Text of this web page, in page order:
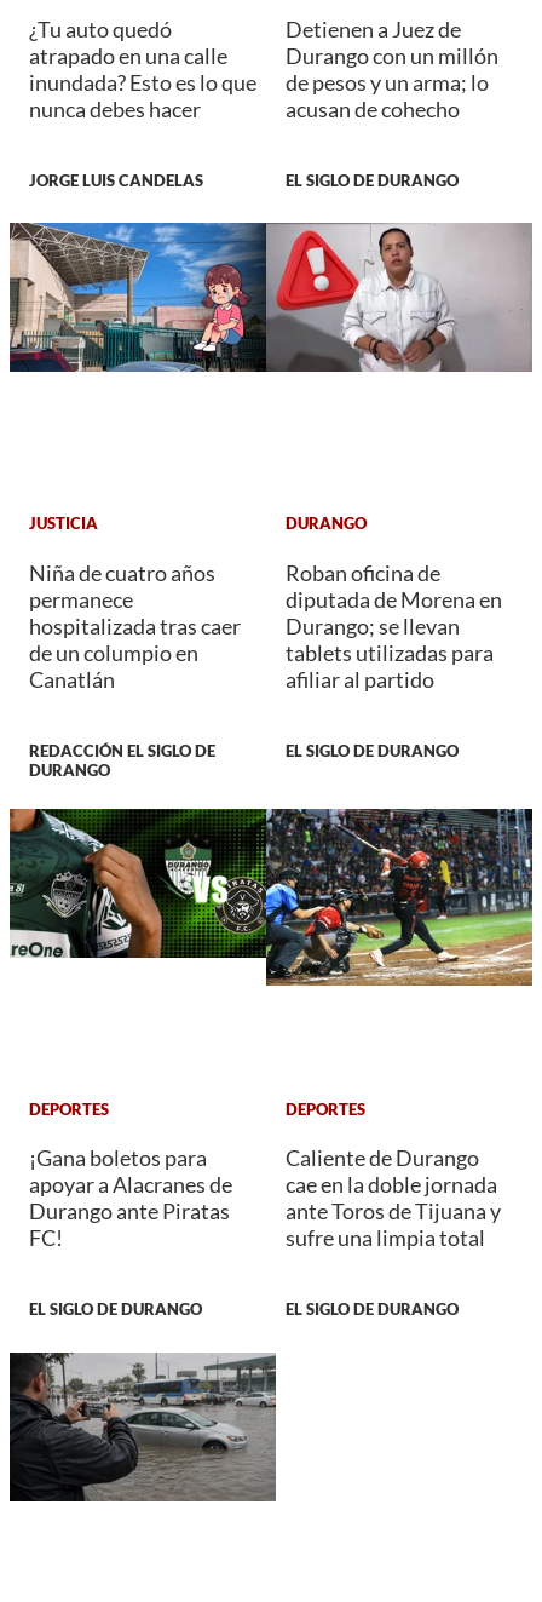
¿Tu auto quedó
atrapado en una calle
inundada? Esto es lo que
nunca debes hacer
JORGE LUIS CANDELAS
Detienen a Juez de
Durango con un millón
de pesos y un arma; lo
acusan de cohecho
EL SIGLO DE DURANGO
JUSTICIA
Niña de cuatro años
permanece
hospitalizada tras caer
de un columpio en
Canatlán
REDACCIÓN EL SIGLO DE
DURANGO
DURANGO
Roban oficina de
diputada de Morena en
Durango; se llevan
tablets utilizadas para
afiliar al partido
EL SIGLO DE DURANGO
DEPORTES
¡Gana boletos para
apoyar a Alacranes de
Durango ante Piratas
FC!
EL SIGLO DE DURANGO
DEPORTES
Caliente de Durango
cae en la doble jornada
ante Toros de Tijuana y
sufre una limpia total
EL SIGLO DE DURANGO